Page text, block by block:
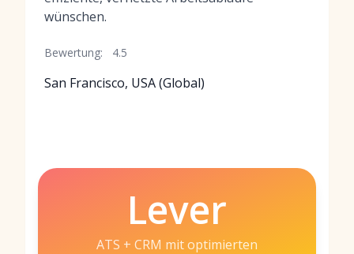
wünschen.
Bewertung: 4.5
San Francisco, USA (Global)
Lever
ATS + CRM mit optimierten